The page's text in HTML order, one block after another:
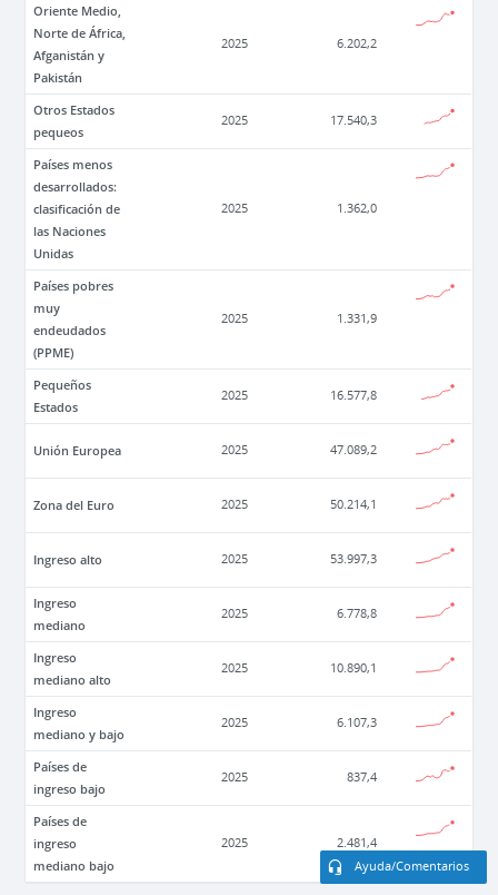
Oriente Medio,
Norte de África,
Afganistán y
Pakistán
2025 6.202,2
Otros Estados
pequeos
2025 17.540,3
Países menos
desarrollados:
clasificación de
las Naciones
Unidas
2025 1.362,0
Países pobres
muy
endeudados
(PPME)
2025 1.331,9
Pequeños
Estados
2025 16.577,8
Unión Europea 2025 47.089,2
Zona del Euro 2025 50.214,1
Ingreso alto 2025 53.997,3
Ingreso
mediano
2025 6.778,8
Ingreso
mediano alto
2025 10.890,1
Ingreso
mediano y bajo
2025 6.107,3
Países de
ingreso bajo
2025 837,4
Países de
ingreso
mediano bajo
2025
2.481,4
Ayuda/Comentarios